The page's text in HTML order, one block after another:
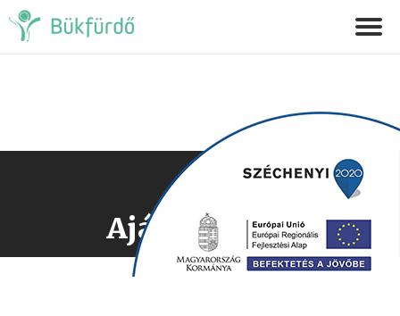
Ajánlatkérés